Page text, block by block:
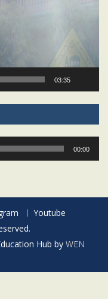
03:35
00:00
Youtube
Hub by WEN